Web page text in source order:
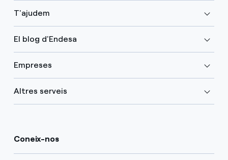
T'ajudem
El blog d'Endesa
Empreses
Altres serveis
Coneix-nos